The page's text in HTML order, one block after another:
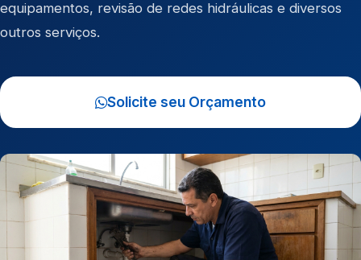
equipamentos, revisão de redes hidráulicas e diversos
outros serviços.
Solicite seu Orçamento